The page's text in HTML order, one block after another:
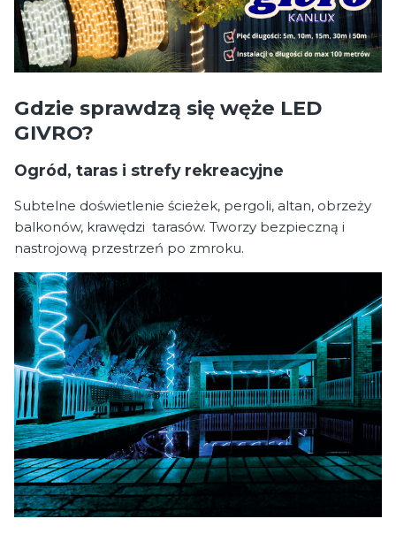
Gdzie sprawdzą się węże LED
GIVRO?
Ogród, taras i strefy rekreacyjne
Subtelne doświetlenie ścieżek, pergoli, altan, obrzeży
balkonów, krawędzi tarasów. Tworzy bezpieczną i
nastrojową przestrzeń po zmroku.